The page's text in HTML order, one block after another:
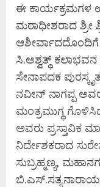
ಈ ಕಾರ್ಯಕ್ರಮಗಳ‌
ಮಠಾಧೀಶರಾದ ಶ್ರೀ
ಸಿ.ಅಶ್ವತ್ಥ್
ಸೇನಾಪದಕ
ನವೀನ್ ನಾಗಪ್ಪ
ಮಂತ್ರಮುಗ್ಧ
ಅವರು ಪ್ರಸ್ತಾವಿಕ
ನಿರ್ದೇಶಕರಾದ
ಸುಬ್ರಹ್ಮಣ್ಯ,